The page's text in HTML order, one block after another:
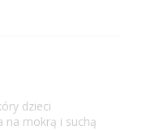
dzieci
na mokrą i suchą